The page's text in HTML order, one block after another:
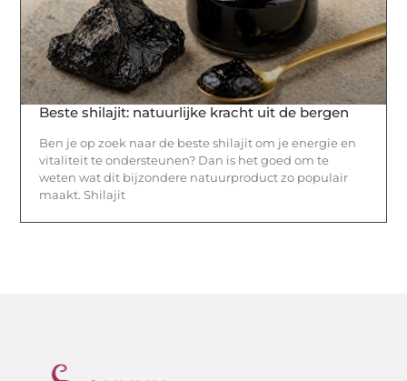
Beste shilajit: natuurlijke kracht uit de bergen
Ben je op zoek naar de beste shilajit om je energie en
vitaliteit te ondersteunen? Dan is het goed om te
weten wat dit bijzondere natuurproduct zo populair
maakt. Shilajit